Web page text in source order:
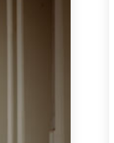
/ Rohbau